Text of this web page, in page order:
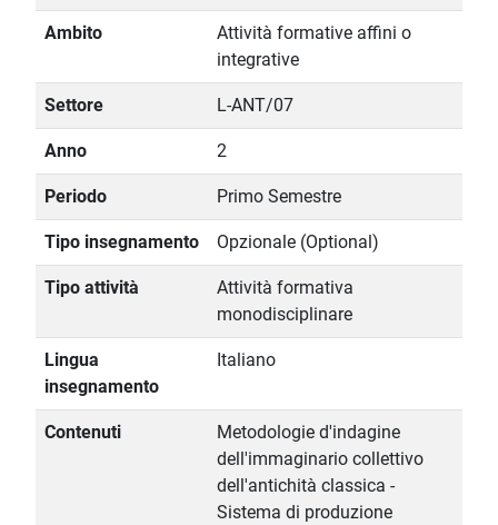
Ambito
Attività formative affini o
integrative
Settore L-ANT/07
Anno 2
Periodo Primo Semestre
Tipo insegnamento Opzionale (Optional)
Tipo attività
Attività formativa
monodisciplinare
Lingua
insegnamento
Italiano
Contenuti
Metodologie d'indagine
dell'immaginario collettivo
dell'antichità classica -
Sistema di produzione